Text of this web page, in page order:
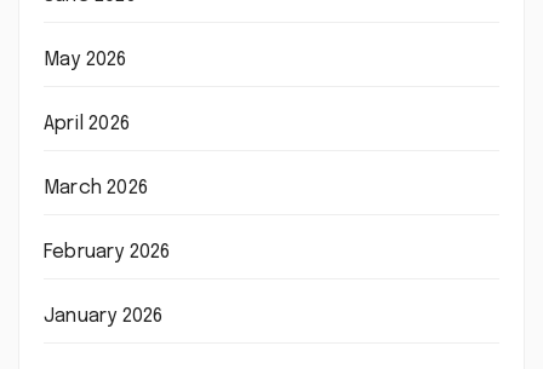
May 2026
April 2026
March 2026
February 2026
January 2026